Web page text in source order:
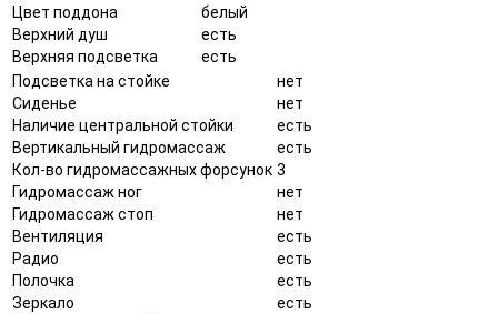
Цвет поддона
белый
Верхний душ
есть
Верхняя подсветка
есть
Подсветка на стойке
нет
Сиденье
нет
Наличие центральной стойки
есть
Вертикальный гидромассаж
есть
Кол-во гидромассажных форсунок 3
Гидромассаж ног
нет
Гидромассаж стоп
нет
Вентиляция
есть
Радио
есть
Полочка
есть
Зеркало
есть